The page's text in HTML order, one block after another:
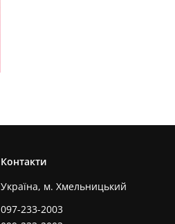
Контакти
Україна, м. Хмельницький
097-233-2003